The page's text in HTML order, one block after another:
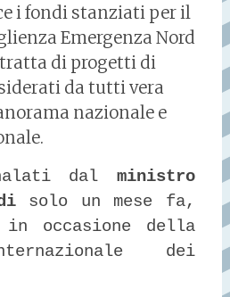
i fondi stanziati per il
Emergenza Nord
di progetti di
da tutti vera
nazionale e
dalministro
solo un mese fa,
occasione della
dei